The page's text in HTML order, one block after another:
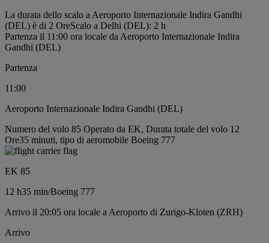
La durata dello scalo a Aeroporto Internazionale Indira Gandhi
(DEL) è di 2 OreScalo a Delhi (DEL): 2 h
Partenza il 11:00 ora locale da Aeroporto Internazionale Indira
Gandhi (DEL)
Partenza
11:00
Aeroporto Internazionale Indira Gandhi (DEL)
Numero del volo 85 Operato da EK, Durata totale del volo 12
Ore35 minuti, tipo di aeromobile Boeing 777
EK 85
12 h35 min/Boeing 777
Arrivo il 20:05 ora locale a Aeroporto di Zurigo-Kloten (ZRH)
Arrivo